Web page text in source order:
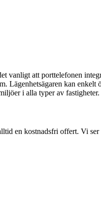
vanligt att porttelefonen
kan
i alla typer av fastigheter.
en kostnadsfri offert. Vi